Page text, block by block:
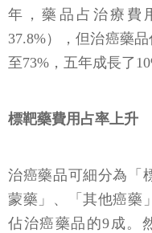
年，藥品占治療費
37.8%），但治癌藥
至73%，五年成長了
標靶藥費用占率上升
治癌藥品可細分為「
蒙藥」、「其他癌藥
佔治癌藥品的9成。